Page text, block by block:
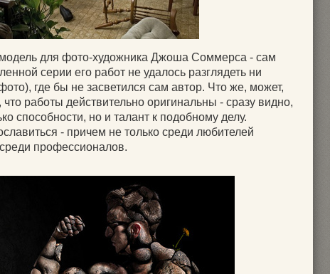
для фото-художника Джоша Соммерса - сам
серии его работ не удалось разглядеть ни
где бы не засветился сам автор. Что же, может,
работы действительно оригинальны - сразу видно,
способности, но и талант к подобному делу.
- причем не только среди любителей
профессионалов.